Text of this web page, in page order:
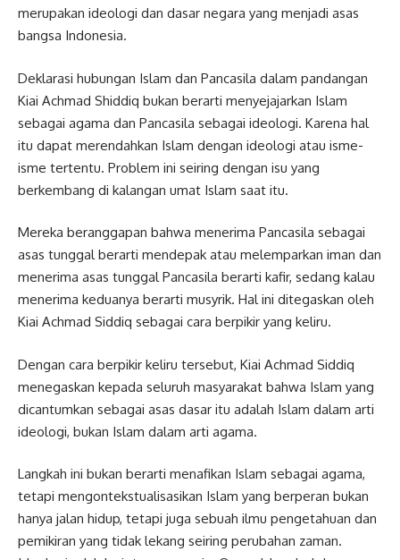
merupakan ideologi dan dasar negara yang menjadi asas
bangsa Indonesia.
Deklarasi hubungan Islam dan Pancasila dalam pandangan
Kiai Achmad Shiddiq bukan berarti menyejajarkan Islam
sebagai agama dan Pancasila sebagai ideologi. Karena hal
itu dapat merendahkan Islam dengan ideologi atau isme-
isme tertentu. Problem ini seiring dengan isu yang
berkembang di kalangan umat Islam saat itu.
Mereka beranggapan bahwa menerima Pancasila sebagai
asas tunggal berarti mendepak atau melemparkan iman dan
menerima asas tunggal Pancasila berarti kafir, sedang kalau
menerima keduanya berarti musyrik. Hal ini ditegaskan oleh
Kiai Achmad Siddiq sebagai cara berpikir yang keliru.
Dengan cara berpikir keliru tersebut, Kiai Achmad Siddiq
menegaskan kepada seluruh masyarakat bahwa Islam yang
dicantumkan sebagai asas dasar itu adalah Islam dalam arti
ideologi, bukan Islam dalam arti agama.
Langkah ini bukan berarti menafikan Islam sebagai agama,
tetapi mengontekstualisasikan Islam yang berperan bukan
hanya jalan hidup, tetapi juga sebuah ilmu pengetahuan dan
pemikiran yang tidak lekang seiring perubahan zaman.